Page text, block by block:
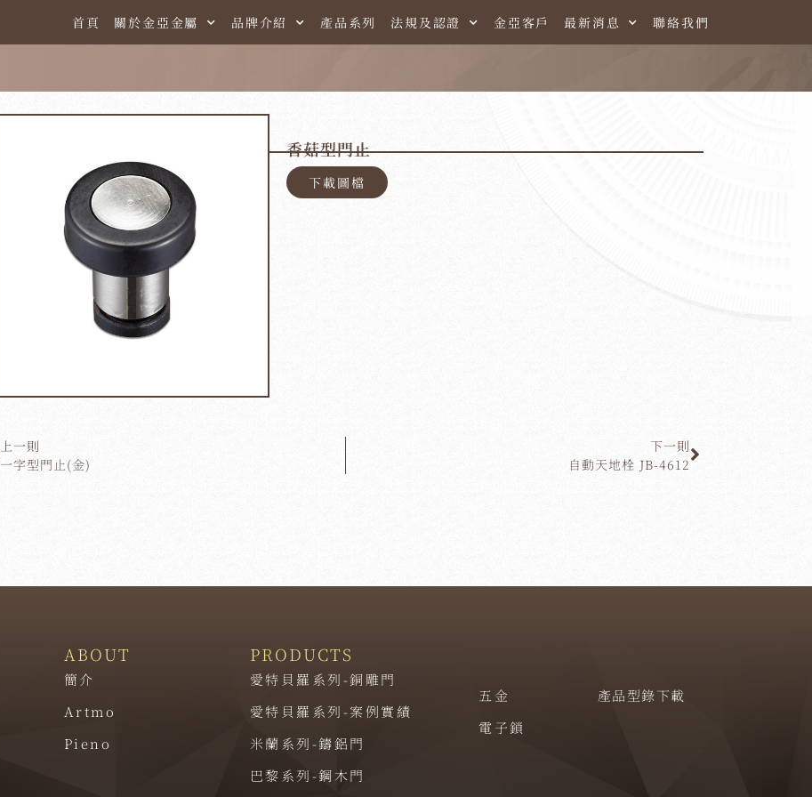
首頁 關於金亞金屬 品牌介紹 產品系列 法規及認證 金亞客戶 最新消息 聯絡我們
香菇型門止
下載圖檔
上一則
一字型門止(金)
下一則
自動天地栓 JB-4612
ABOUT
簡介
Artmo
Pieno
PRODUCTS
愛特貝羅系列-銅雕門
愛特貝羅系列-案例實績
米蘭系列-鑄鋁門
巴黎系列-鋼木門
五金
電子鎖
產品型錄下載